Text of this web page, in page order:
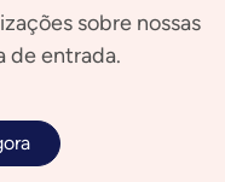
sobre nossas
de entrada.